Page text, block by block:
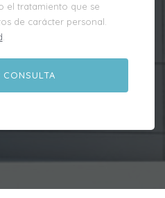
el tratamiento que se
de carácter personal.
.